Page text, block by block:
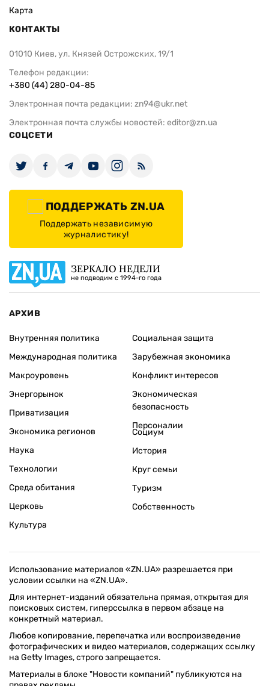
Карта
КОНТАКТЫ
01010 Киев, ул. Князей Острожских, 19/1
Телефон редакции:
+380 (44) 280-04-85
Электронная почта редакции: zn94@ukr.net
Электронная почта службы новостей: editor@zn.ua
СОЦСЕТИ
ПОДДЕРЖАТЬ ZN.UA
Поддержать независимую
журналистику!
ЗЕРКАЛО НЕДЕЛИ
не подводим с 1994-го года
АРХИВ
Внутренняя политика
Международная политика
Макроуровень
Энергорынок
Приватизация
Экономика регионов
Социальная защита
Зарубежная экономика
Конфликт интересов
Экономическая
безопасность
Персоналии
Наука
Технологии
Среда обитания
Церковь
Культура
Социум
История
Круг семьи
Туризм
Собственность
Использование материалов «ZN.UA» разрешается при
условии ссылки на «ZN.UA».
Для интернет-изданий обязательна прямая, открытая для
поисковых систем, гиперссылка в первом абзаце на
конкретный материал.
Любое копирование, перепечатка или воспроизведение
фотографических и видео материалов, содержащих ссылку
на Getty Images, строго запрещается.
Материалы в блоке "Новости компаний" публикуются на